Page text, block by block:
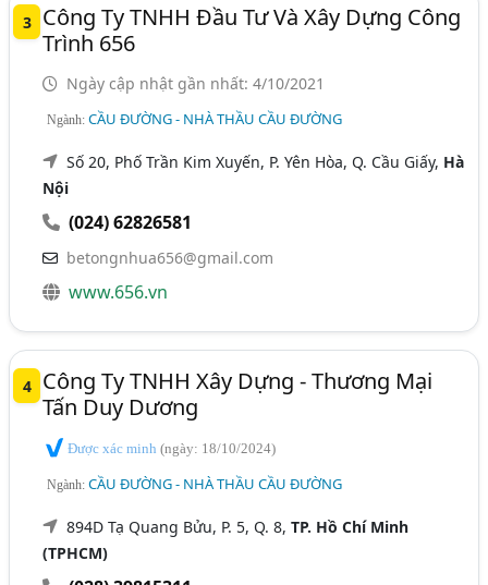
3
Công Ty TNHH Đầu Tư Và Xây Dựng Công
Trình 656
Ngày cập nhật gần nhất: 4/10/2021
Ngành:CẦU ĐƯỜNG - NHÀ THẦU CẦU ĐƯỜNG
Số 20, Phố Trần Kim Xuyến, P. Yên Hòa, Q. Cầu Giấy, Hà
Nội
(024) 62826581
betongnhua656@gmail.com
www.656.vn
4
Công Ty TNHH Xây Dựng - Thương Mại
Tấn Duy Dương
Được xác minh(ngày: 18/10/2024)
Ngành:CẦU ĐƯỜNG - NHÀ THẦU CẦU ĐƯỜNG
894D Tạ Quang Bửu, P. 5, Q. 8,TP. Hồ Chí Minh
(TPHCM)